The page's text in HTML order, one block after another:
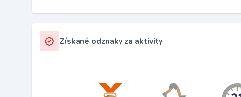
Získané odznaky za aktivity